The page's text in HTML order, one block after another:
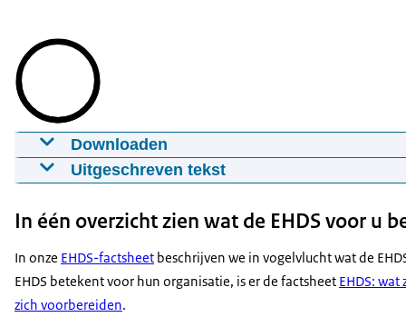
Downloaden
EHDS animatie
Download
Ondertiteling
vtt 2,7 KB
Uitgeschreven tekst
de European Health Data Space.
Dit is een Europese verordening, een soort Europese wet.
De EHDS gaat over regels voor het gebruik
In één overzicht zien wat de EHDS voor u
In onze EHDS-factsheet beschrijven we in vogelvlucht wat de
EHDS betekent voor hun organisatie, is er de factsheet EHDS:
zich voorbereiden.